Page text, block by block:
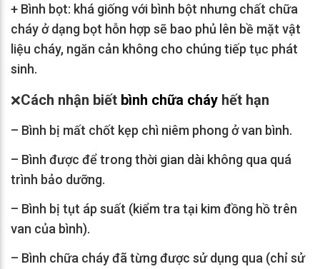
+ Bình bọt: khá giống với bình bột nhưng chất chữa
cháy ở dạng bọt hỗn hợp sẽ bao phủ lên bề mặt vật
liệu cháy, ngăn cản không cho chúng tiếp tục phát
sinh.
❌Cách nhận biết bình chữa cháy hết hạn
– Bình bị mất chốt kẹp chì niêm phong ở van bình.
– Bình được để trong thời gian dài không qua quá
trình bảo dưỡng.
– Bình bị tụt áp suất (kiểm tra tại kim đồng hồ trên
van của bình).
– Bình chữa cháy đã từng được sử dụng qua (chỉ sử